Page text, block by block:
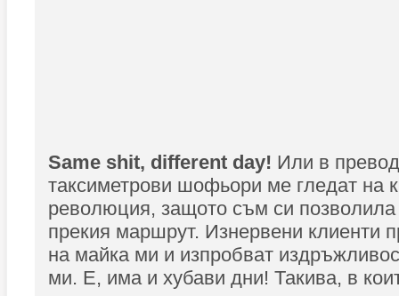
Same shit, different day! Или в
таксиметрови шофьори ме гледат на
революция, защото съм си
прекия маршрут. Изнервени клиенти
на майка ми и изпробват
ми. Е, има и хубави дни! Такива, в